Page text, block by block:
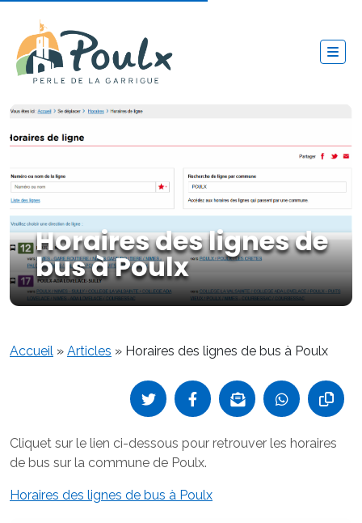
Horaires des lignes de
bus à Poulx
Accueil » Articles » Horaires des lignes de bus à Poulx
Cliquet sur le lien ci-dessous pour retrouver les horaires
de bus sur la commune de Poulx.
Horaires des lignes de bus à Poulx